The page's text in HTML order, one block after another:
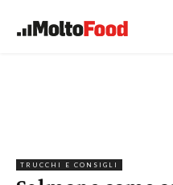
TRUCCHI E CONSIGLI